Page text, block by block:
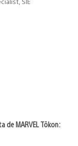
de MARVEL Tōkon: